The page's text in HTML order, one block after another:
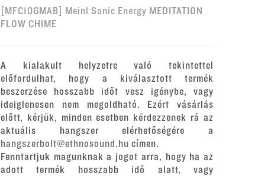
[MFC10GMAB] Meinl Sonic Energy MEDITATION
FLOW CHIME
A kialakult helyzetre való tekintettel
előfordulhat, hogy a kiválasztott termék
beszerzése hosszabb időt vesz igénybe, vagy
ideiglenesen nem megoldható. Ezért vásárlás
előtt, kérjük, minden esetben kérdezzenek rá az
aktuális hangszer elérhetőségére a
hangszerbolt@ethnosound.hu címen.
Fenntartjuk magunknak a jogot arra, hogy ha az
adott termék hosszabb idő alatt, vagy